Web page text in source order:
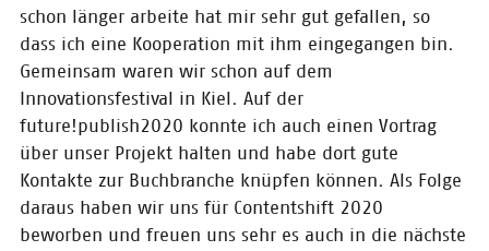
schon länger arbeite hat mir sehr gut gefallen, so
dass ich eine Kooperation mit ihm eingegangen bin.
Gemeinsam waren wir schon auf dem
Innovationsfestival in Kiel. Auf der
future!publish2020 konnte ich auch einen Vortrag
über unser Projekt halten und habe dort gute
Kontakte zur Buchbranche knüpfen können. Als Folge
daraus haben wir uns für Contentshift 2020
beworben und freuen uns sehr es auch in die nächste
© privat